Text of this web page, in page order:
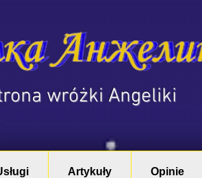
wróżki Angeliki
Artykuły Opinie